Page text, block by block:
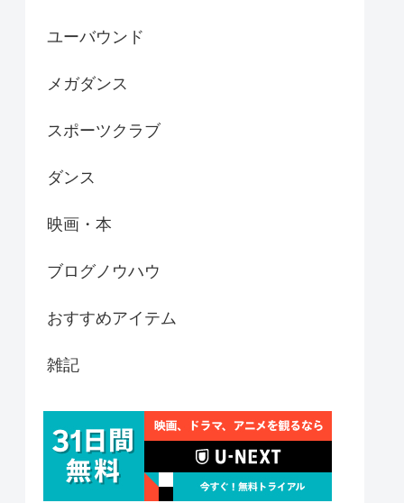
ユーバウンド
メガダンス
スポーツクラブ
ダンス
映画・本
ブログノウハウ
おすすめアイテム
雑記